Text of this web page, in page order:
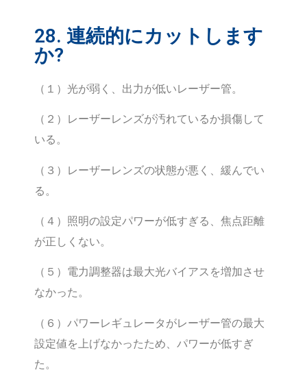
28. 連続的にカットします
か?
（１）光が弱く、出力が低いレーザー管。
（２）レーザーレンズが汚れているか損傷して
いる。
（３）レーザーレンズの状態が悪く、緩んでい
る。
（４）照明の設定パワーが低すぎる、焦点距離
が正しくない。
（５）電力調整器は最大光バイアスを増加させ
なかった。
（６）パワーレギュレータがレーザー管の最大
設定値を上げなかったため、パワーが低すぎ
た。